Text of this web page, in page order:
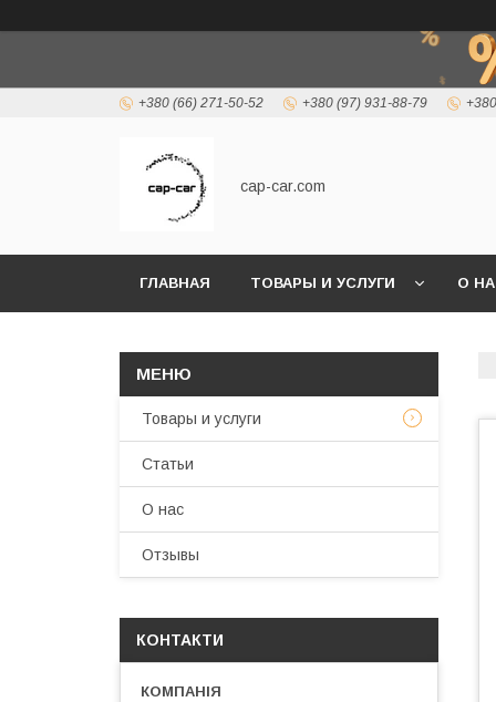
+380 (66) 271-50-52 +380 (97) 931-88-79
cap-car.com
ГЛАВНАЯ ТОВАРЫ И УСЛУГИ О
Товары и услуги
Статьи
О нас
Отзывы
КОНТАКТИ